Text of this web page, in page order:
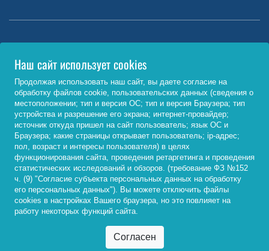
Министерство науки и высшего образования РФ
http://www.minobrnauki.gov.ru/
Министерство просвещения РФ
https://edu.gov.ru/
Федеральный портал «Российское образование»
http://www.edu.ru/
© 2026, ФГБОУ ВО «Байкальский государственный
университет»
Наш сайт использует cookies
Продолжая использовать наш сайт, вы даете согласие на
обработку файлов cookie, пользовательских данных (сведения о
местоположении; тип и версия ОС; тип и версия Браузера; тип
устройства и разрешение его экрана; интернет-провайдер;
источник откуда пришел на сайт пользователь; язык ОС и
Браузера; какие страницы открывает пользователь; ip-адрес;
пол, возраст и интересы пользователя) в целях
функционирования сайта, проведения ретаргетинга и проведения
статистических исследований и обзоров. (требование ФЗ №152
ч. (9) "Согласие субъекта персональных данных на обработку
его персональных данных"). Вы можете отключить файлы
cookies в настройках Вашего браузера, но это повлияет на
работу некоторых функций сайта.